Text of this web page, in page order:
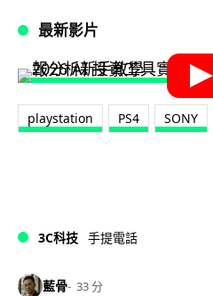
最新影片
playstation PS4 SONY
3C科技 手提電話
藍骨 33 分